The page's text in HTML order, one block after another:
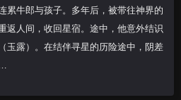
累牛郎与孩子。多年后，被带往神界的
返人间，收回星宿。途中，他意外结识
玉露）。在结伴寻星的历险途中，阴差